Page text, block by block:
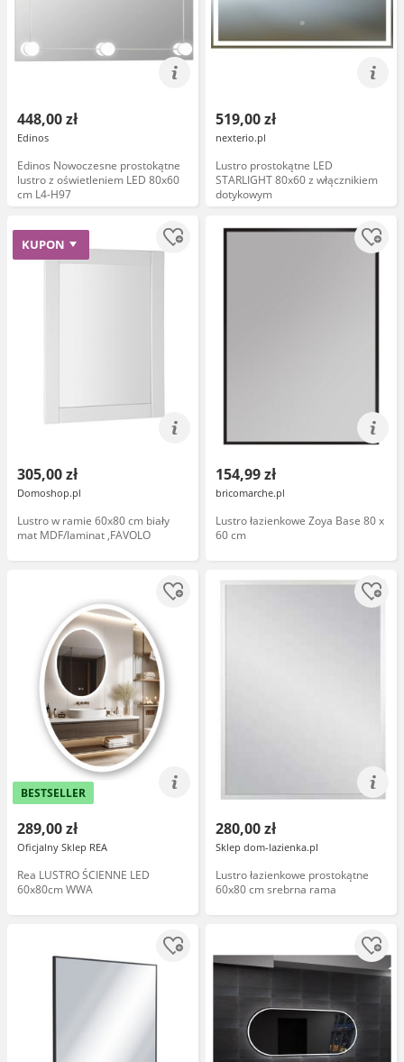
448,00 zł
Edinos
Edinos Nowoczesne prostokątne
lustro z oświetleniem LED 80x60
cm L4-H97
519,00 zł
nexterio.pl
Lustro prostokątne LED
STARLIGHT 80x60 z włącznikiem
dotykowym
KUPON
305,00 zł
Domoshop.pl
Lustro w ramie 60x80 cm biały
mat MDF/laminat ,FAVOLO
154,99 zł
bricomarche.pl
Lustro łazienkowe Zoya Base 80 x
60 cm
BESTSELLER
289,00 zł
Oficjalny Sklep REA
Rea LUSTRO ŚCIENNE LED
60x80cm WWA
280,00 zł
Sklep dom-lazienka.pl
Lustro łazienkowe prostokątne
60x80 cm srebrna rama